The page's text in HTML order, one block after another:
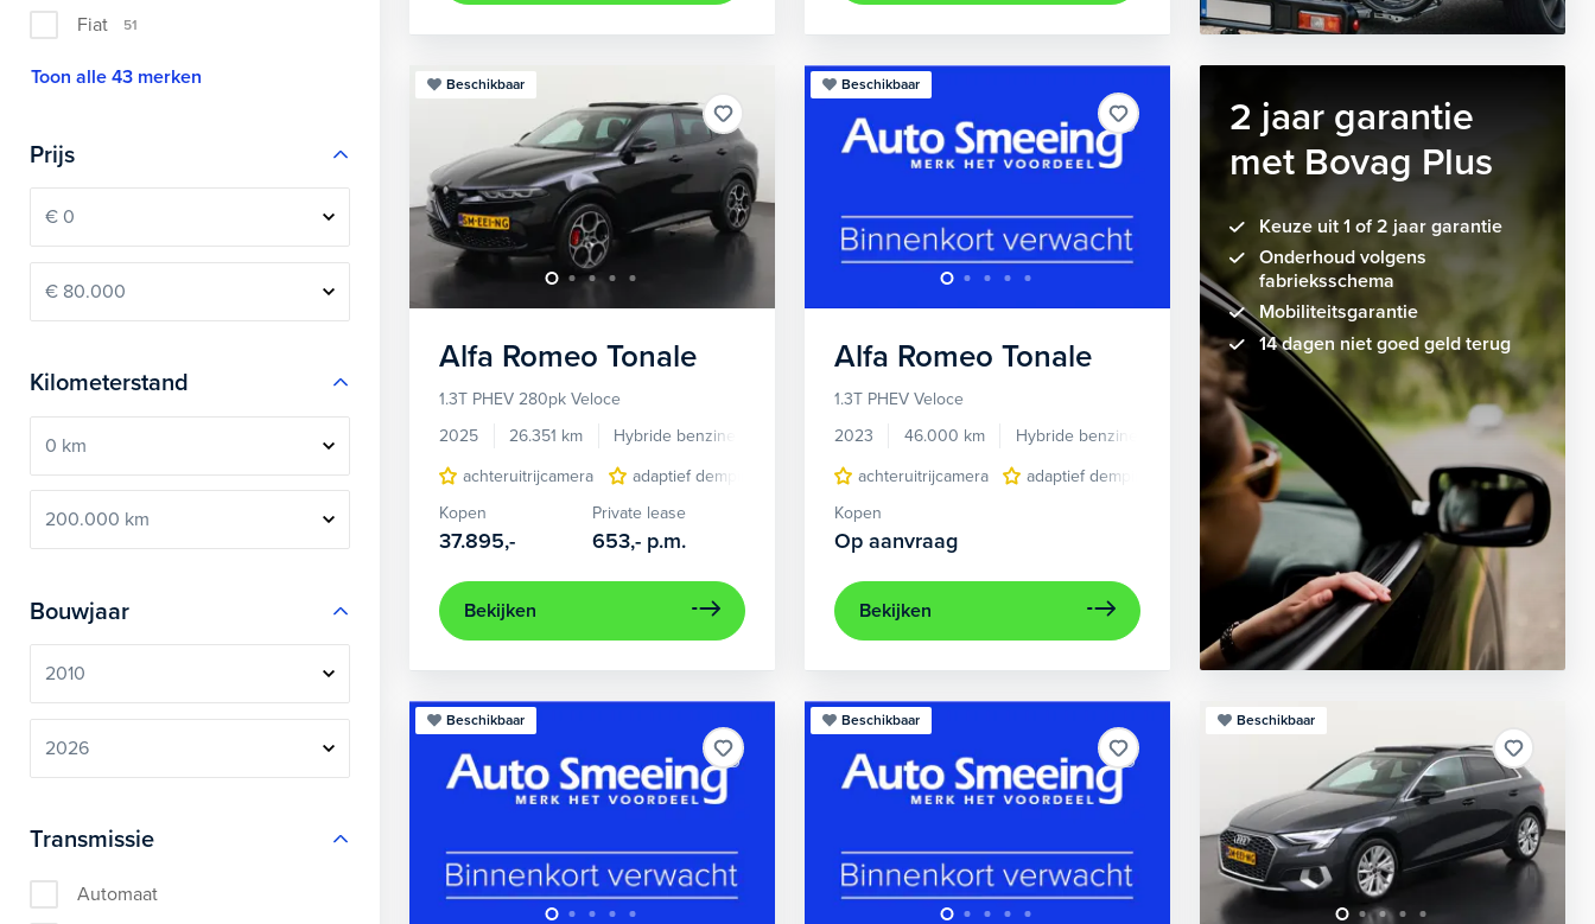
Fiat 51
Toon alle 43 merken
Prijs
Kilometerstand
Bouwjaar
Transmissie
Automaat
Beschikbaar
Alfa Romeo Tonale
1.3T PHEV 280pk Veloce
2025
26.351 km Hybride benzine
Automaat
achteruitrijcamera
adaptief demping systeem audio installatie premium cruise control adaptief dodehoek detectie
elektrisch
Kopen
37.895,-
Private lease
653,- p.m.
Bekijken
Beschikbaar
Alfa Romeo Tonale
1.3T PHEV Veloce
2023
46.000 km Hybride benzine
Automaat
achteruitrijcamera
adaptief demping systeem Apple Carplay/Android Auto
audio
Kopen
Op aanvraag
Bekijken
2 jaar garantie
met Bovag Plus
Keuze uit 1 of 2 jaar garantie
Onderhoud volgens
fabrieksschema
Mobiliteitsgarantie
14 dagen niet goed geld terug
Beschikbaar Beschikbaar Beschikbaar